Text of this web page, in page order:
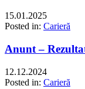
15.01.2025
Posted in: Carieră
Anunt –
12.12.2024
Posted in: Carieră